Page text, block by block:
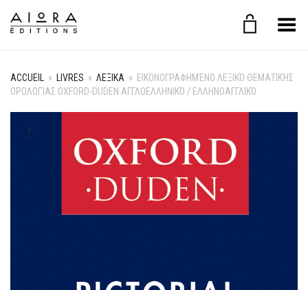
Basculer le menu
ACCUEIL » LIVRES » ΛΕΞΙΚΑ » ΕΙΚΟΝΟΓΡΑΦΗΜΈΝΟ ΛΕΞΙΚΌ ΘΕΜΑΤΙΚΉΣ
ΟΡΟΛΟΓΊΑΣ OXFORD-DUDEN ΑΓΓΛΟΕΛΛΗΝΙΚΌ / ΕΛΛΗΝΟΑΓΓΛΙΚΌ
+